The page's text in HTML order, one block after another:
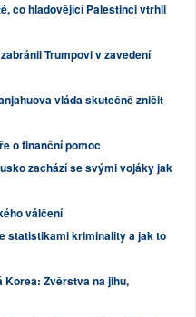
co hladovějící Palestinci vtrhli
Trumpovi v zavedení
vláda skutečně zničit
o finanční pomoc
zachází se svými vojáky jak
válčení
statistikami kriminality a jak to
Korea: Zvěrstva na jihu,